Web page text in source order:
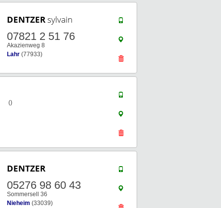
DENTZERsylvain
07821 2 51 76
Akazienweg 8
Lahr (77933)
()
DENTZER
05276 98 60 43
Sommersell 36
Nieheim (33039)